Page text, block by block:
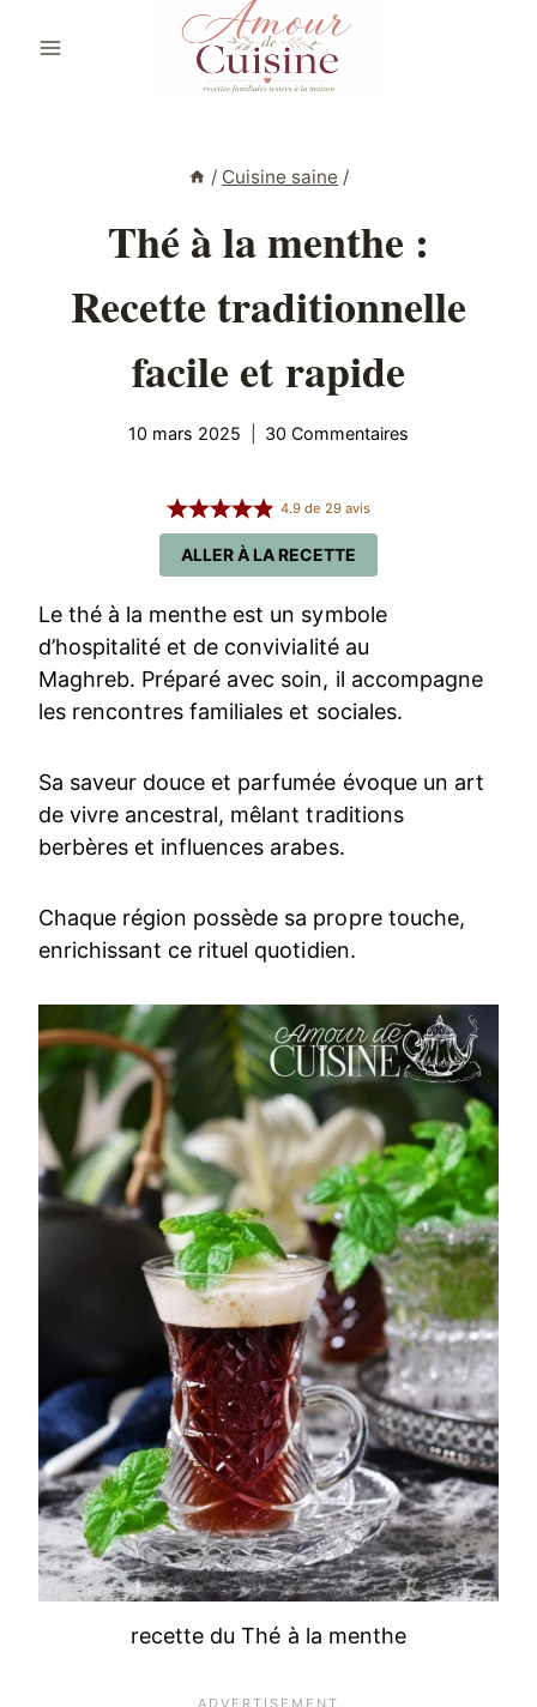
/ Cuisine saine /
Thé à la menthe :
Recette traditionnelle
facile et rapide
10 mars 2025 30 Commentaires
ALLER À LA RECETTE
4.9de 29avis
Le thé à la menthe est un symbole
d’hospitalité et de convivialité au
Maghreb. Préparé avec soin, il accompagne
les rencontres familiales et sociales.
Sa saveur douce et parfumée évoque un art
de vivre ancestral, mêlant traditions
berbères et influences arabes.
Chaque région possède sa propre touche,
enrichissant ce rituel quotidien.
recette du Thé à la menthe